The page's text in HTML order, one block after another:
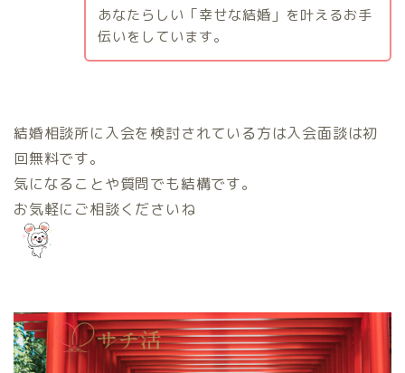
あなたらしい「幸せな結婚」を叶えるお手
伝いをしています。
結婚相談所に入会を検討されている方は入会面談は初
回無料です。
気になることや質問でも結構です。
お気軽にご相談くださいね